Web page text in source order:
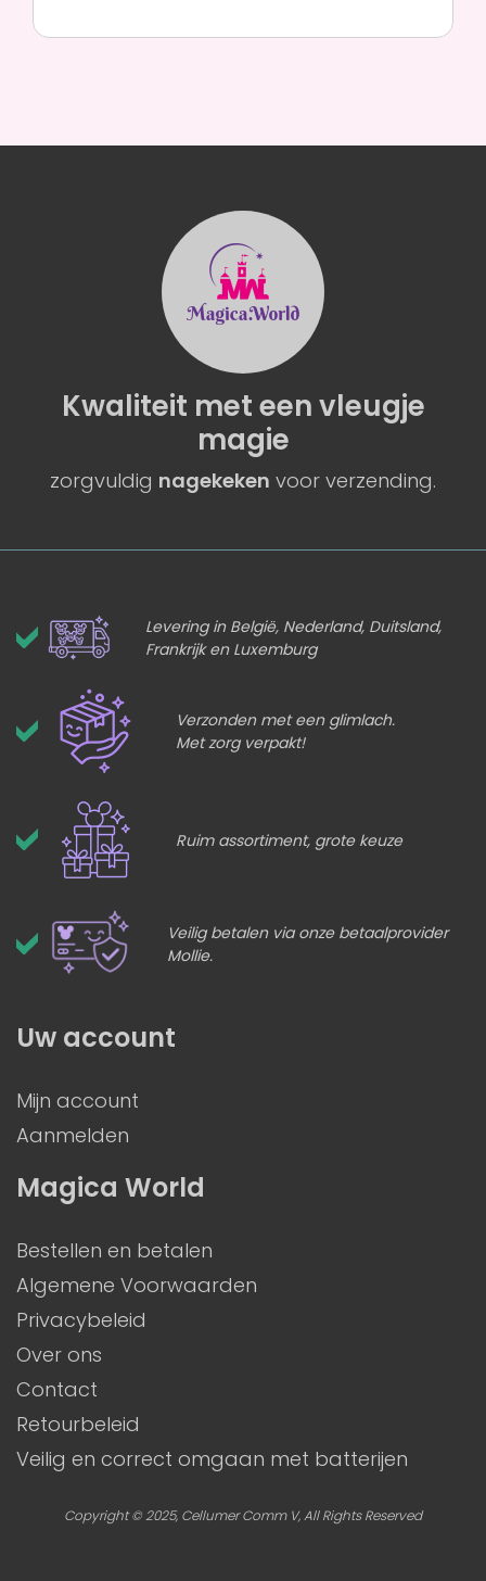
Kwaliteit met eenvleugje
magie
zorgvuldig nagekeken voor verzending.
Levering in België, Nederland, Duitsland,
Frankrijk en Luxemburg
Verzonden met een glimlach.
Met zorg verpakt!
Ruim assortiment, grote keuze
Veilig betalen via onze betaalprovider
Mollie.
Magica World
Bestellen en betalen
Algemene Voorwaarden
Privacybeleid
Over ons
Contact
Retourbeleid
Veilig en correct omgaan met batterijen
Uw account
Mijn account
Aanmelden
Copyright © 2025, Cellumer Comm V, All Rights Reserved